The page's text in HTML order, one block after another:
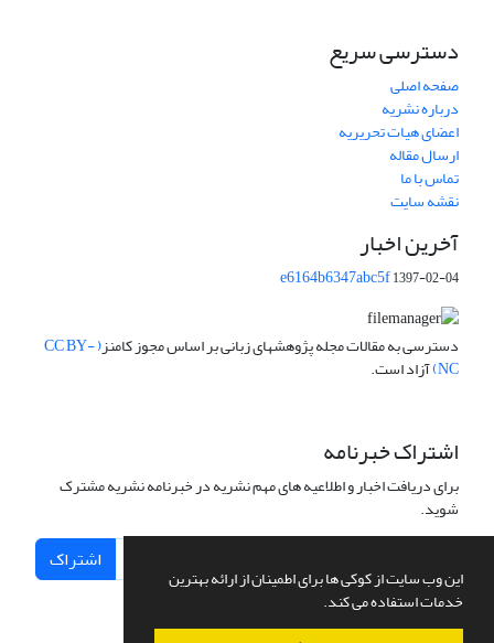
این وب سایت از کوکی ها برای اطمینان از ارائه بهترین
خدمات استفاده می کند.
دسترسی سریع
صفحه اصلی
درباره نشریه
اعضای هیات تحریریه
ارسال مقاله
تماس با ما
نقشه سایت
آخرین اخبار
e6164b6347abc5f1397-02-04
دسترسی به مقالات مجله پژوهشهای زبانی بر اساس مجوز کامنز ( CC BY-
NC) آزاد است.
اشتراک خبرنامه
برای دریافت اخبار و اطلاعیه های مهم نشریه در خبرنامه نشریه مشترک
شوید.
اشتراک